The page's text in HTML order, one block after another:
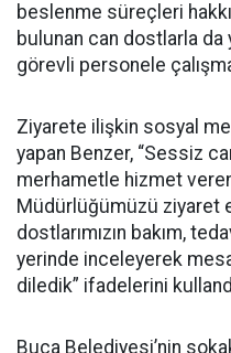
beslenme süreçleri
bulunan can dostlarla da
görevli personele
Ziyarete ilişkin sosyal
yapan Benzer, “Sessiz
merhametle hizmet
Müdürlüğümüzü ziyaret
dostlarımızın bakım,
yerinde inceleyerek
diledik” ifadelerini
Buca Belediyesi’nin